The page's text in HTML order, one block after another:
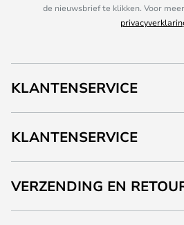
de nieuwsbrief te klikken. Voor
KLANTENSERVICE
KLANTENSERVICE
VERZENDING EN